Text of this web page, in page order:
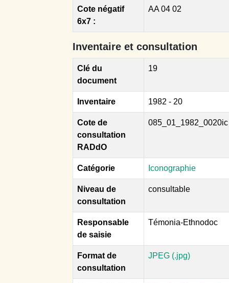
Cote négatif
6x7 :
AA 04 02
Inventaire et consultation
Clé du
document
19
Inventaire 1982 - 20
Cote de
consultation
RADdO
085_01_1982_0020ic
Catégorie Iconographie
Niveau de
consultation
consultable
Responsable
de saisie
Témonia-Ethnodoc
Format de
consultation
JPEG (.jpg)